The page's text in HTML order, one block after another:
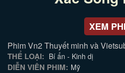
XEM
Phim Vn2 Thuyết minh và
THỂ LOẠI: Bí ẩn - Kinh dị
DIỄN VIÊN PHIM: Mỹ